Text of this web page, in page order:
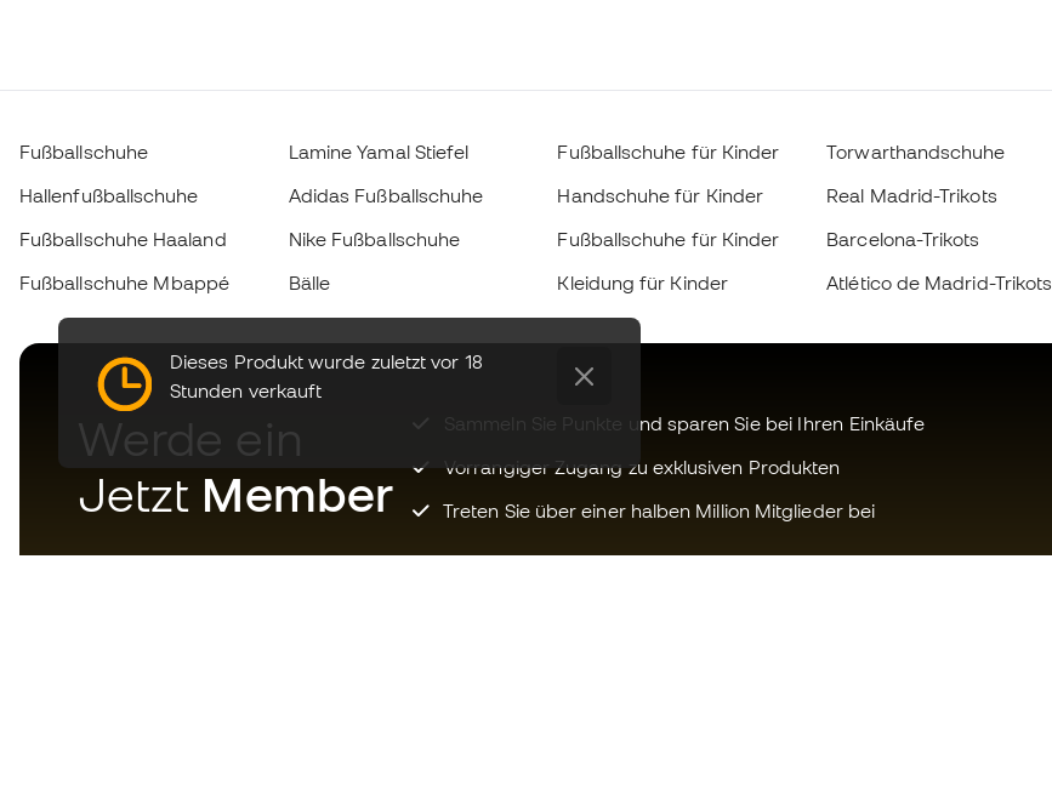
Dieses Produkt wurde zuletzt vor 18
Stunden verkauft
Fußballschuhe
Hallenfußballschuhe
Fußballschuhe Haaland
Fußballschuhe Mbappé
Lamine Yamal Stiefel
Adidas Fußballschuhe
Nike Fußballschuhe
Bälle
Fußballschuhe für Kinder
Handschuhe für Kinder
Fußballschuhe für Kinder
Kleidung für Kinder
Torwarthandschuhe
Real Madrid-Trikots
Barcelona-Trikots
Atlético de Madrid-Trikots
Werde ein
Jetzt Member
Sammeln Sie Punkte und sparen Sie bei Ihren Einkäufe
Vorrangiger Zugang zu exklusiven Produkten
Treten Sie über einer halben Million Mitglieder bei